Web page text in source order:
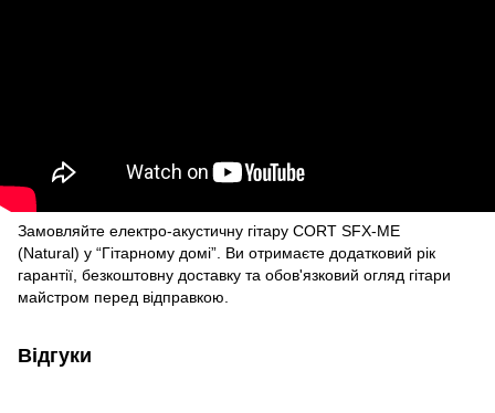
Замовляйте електро-акустичну гітару CORT SFX-ME
(Natural) у “Гітарному домі”. Ви отримаєте додатковий рік
гарантії, безкоштовну доставку та обов'язковий огляд гітари
майстром перед відправкою.
Відгуки